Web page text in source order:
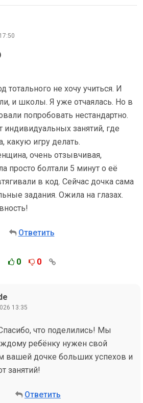
тотального не хочу учиться. И
и школы. Я уже отчаялась. Но в
попробовать нестандартно.
занятий, где
какую игру делать.
очень отзывчивая,
просто болтали 5 минут о её
в код. Сейчас дочка сама
задания. Ожила на глазах.
Ответить
0 0
13:35
что поделились! Мы
ребёнку нужен свой
вашей дочке больших успехов и
занятий!
Ответить